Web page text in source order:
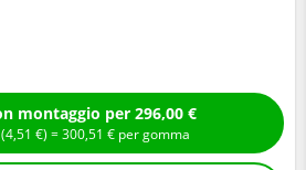
Compra con montaggio per 296,00 €
+ Ecotassa: (4,51 € ) =300,51 € per gomma